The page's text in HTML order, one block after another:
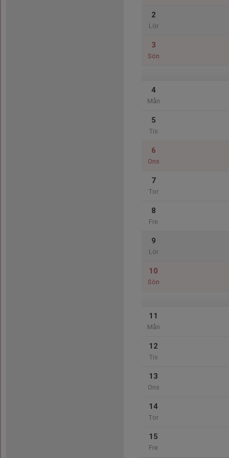
2
Lör
3
Sön
4
Mån
5
Tis
6
Ons
7
Tor
8
Fre
9
Lör
10
Sön
11
Mån
12
Tis
13
Ons
14
Tor
15
Fre